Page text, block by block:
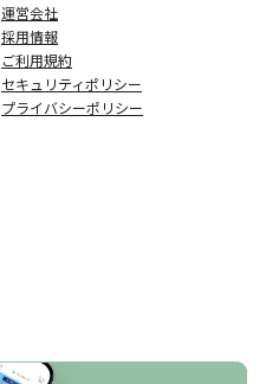
運営会社
採用情報
ご利用規約
セキュリティポリシー
プライバシーポリシー